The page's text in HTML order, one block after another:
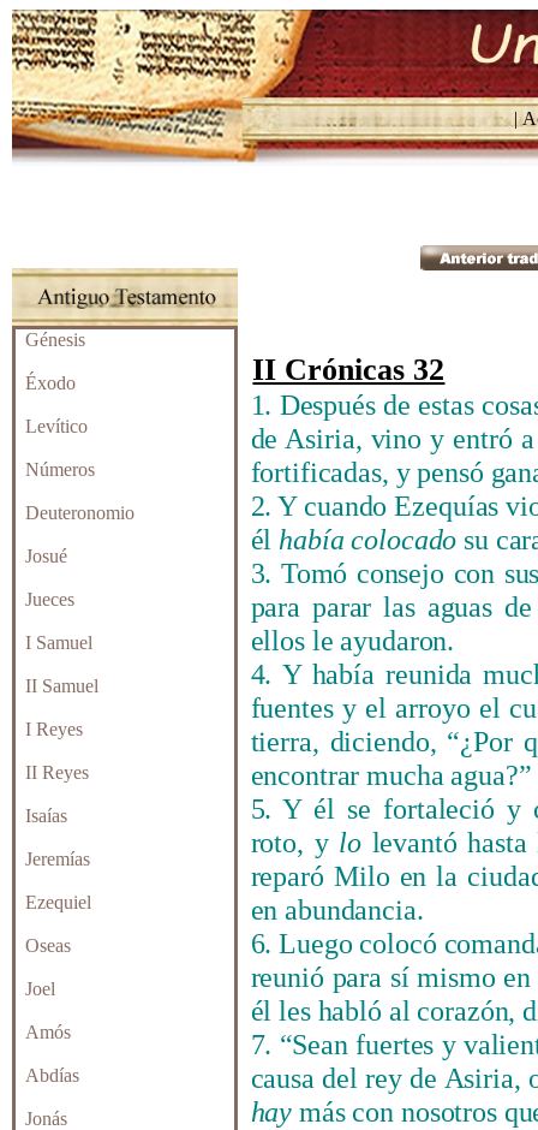
|
Génesis
Éxodo
Levítico
Números
Deuteronomio
Josué
Jueces
I Samuel
II Samuel
I Reyes
II Reyes
Isaías
Jeremías
Ezequiel
Oseas
Joel
Amós
Abdías
Jonás
II Crónicas 32
1. Después de estas
de Asiria, vino y entró
fortificadas, y pensó
2. Y cuando Ezequías
él había colocado su
3. Tomó consejo con
para parar las aguas
ellos le ayudaron.
4. Y había reunida
fuentes y el arroyo el
tierra, diciendo, “¿Por
encontrar mucha agua?”
5. Y él se fortaleció y
roto, y lolevantó hasta
reparó Milo en la
en abundancia.
6. Luego colocó
reunió para sí mismo
él les habló al corazón,
7. “Sean fuertes y
causa del rey de
hay más con nosotros